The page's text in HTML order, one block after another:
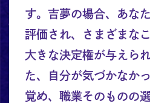
す。吉夢の場合、あな
評価され、さまざまな
大きな決定権が与えら
た、自分が気づかなか
覚め、職業そのものの